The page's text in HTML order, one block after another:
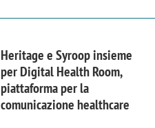
Heritage e Syroop insieme
per Digital Health Room,
piattaforma per la
comunicazione healthcare